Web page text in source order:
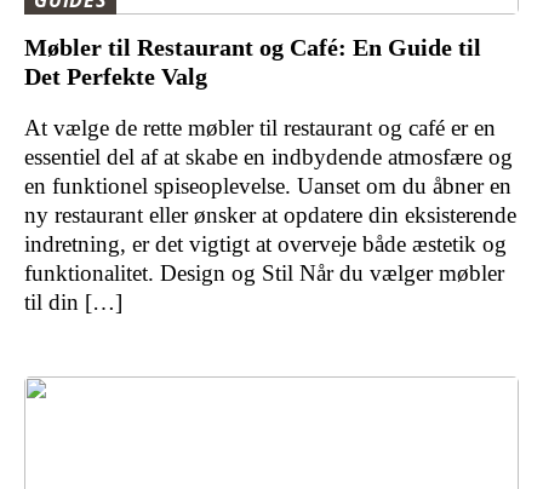
Møbler til Restaurant og Café: En Guide til
Det Perfekte Valg
At vælge de rette møbler til restaurant og café er en
essentiel del af at skabe en indbydende atmosfære og
en funktionel spiseoplevelse. Uanset om du åbner en
ny restaurant eller ønsker at opdatere din eksisterende
indretning, er det vigtigt at overveje både æstetik og
funktionalitet. Design og Stil Når du vælger møbler
til din […]